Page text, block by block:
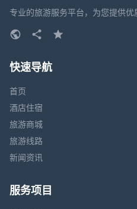
专业的旅游服务平台，为您提供优
快速导航
首页
酒店住宿
旅游商城
旅游线路
新闻资讯
服务项目